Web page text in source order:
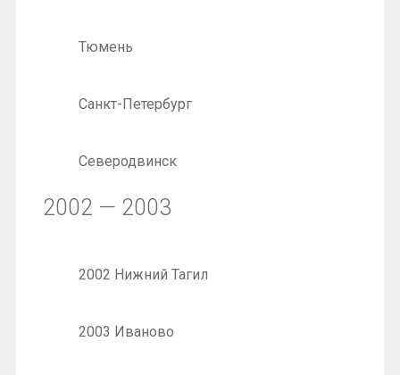
Тюмень
Санкт-Петербург
Северодвинск
2002 — 2003
2002 Нижний Тагил
2003 Иваново